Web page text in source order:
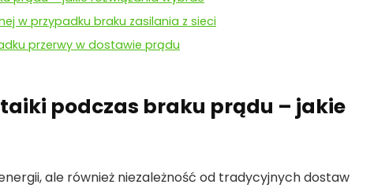
w przypadku braku zasilania z sieci
przerwy w dostawie prądu
podczas braku prądu – jakie
ale również niezależność od tradycyjnych dostaw